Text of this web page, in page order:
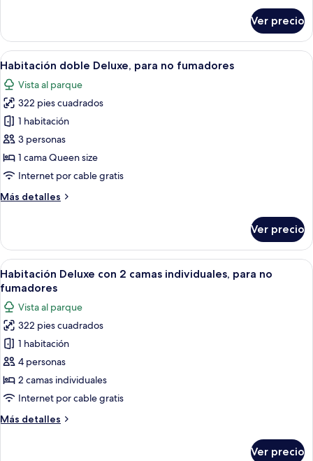
para
no
fumadores
con
cama
o
2
individuales,
para
no
fumadores
Ver precio
Abrir
todas
las
fotos
de
Habitación
doble
Deluxe,
no
Una habitación de hotel con una
2
Habitación doble Deluxe, para no fumadores
Vista al parque
322 pies cuadrados
1 habitación
3 personas
1 cama Queen size
Internet por cable gratis
Más detalles
Más
doble
Deluxe,
para
no
Ver precio
Abrir
todas
las
fotos
de
Habitación
Deluxe
con
2
individuales,
Habitación de hotel con dos camas,
2
Habitación Deluxe con 2 camas individuales, para no
fumadores
Vista al parque
322 pies cuadrados
1 habitación
4 personas
2 camas individuales
Internet por cable gratis
Más detalles
Más
Ver precio